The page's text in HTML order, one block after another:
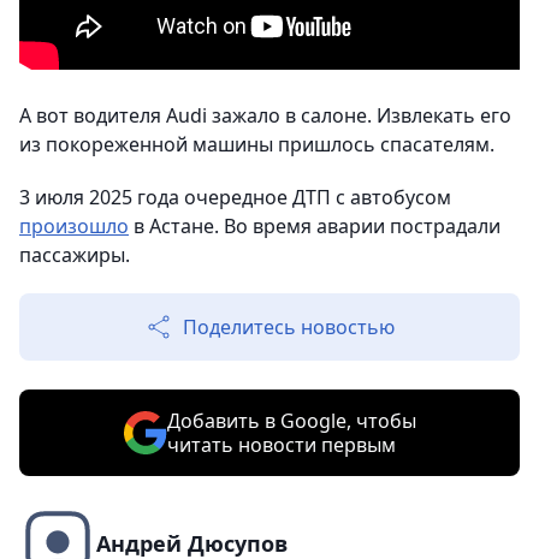
А вот водителя Audi зажало в салоне. Извлекать его
из покореженной машины пришлось спасателям.
3 июля 2025 года очередное ДТП с автобусом
произошло в Астане. Во время аварии пострадали
пассажиры.
Поделитесь новостью
Добавить в Google, чтобы
читать новости первым
Андрей Дюсупов